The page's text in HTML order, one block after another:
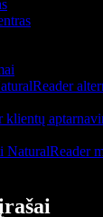
klientų
NaturalReader